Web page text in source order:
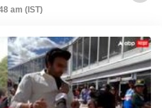
am (IST)